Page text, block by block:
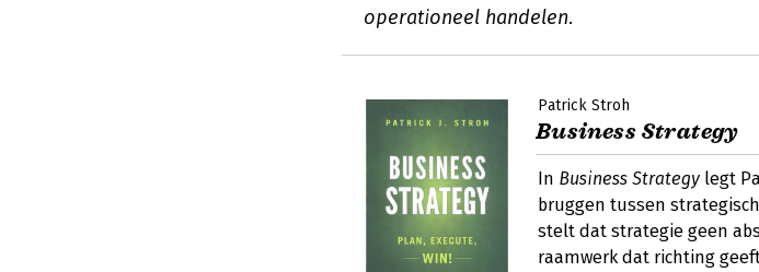
operationeel handelen.
Patrick Stroh
Business Strategy
In Business Strategy legt
bruggen tussen
stelt dat strategie geen
raamwerk dat richting